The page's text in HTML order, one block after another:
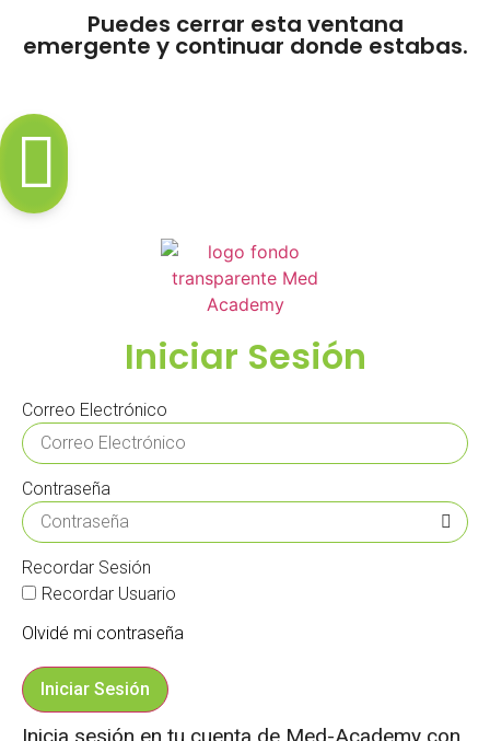
Puedes cerrar esta ventana
emergente y continuar donde estabas.
Iniciar Sesión
Correo Electrónico
Contraseña
Recordar Sesión
Recordar Usuario
Olvidé mi contraseña
Iniciar Sesión
Inicia sesión en tu cuenta de Med-Academy con